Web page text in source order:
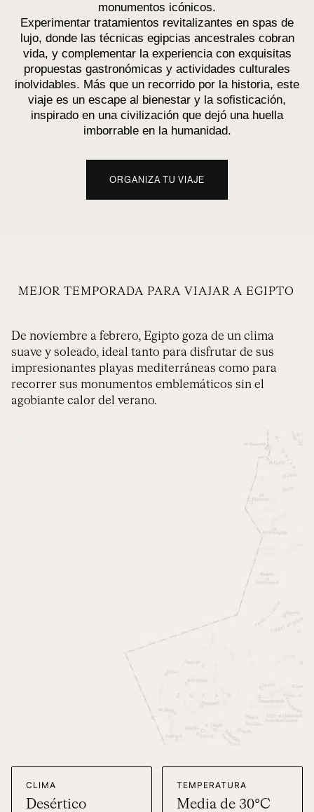
monumentos icónicos.
Experimentar tratamientos revitalizantes en spas de
lujo, donde las técnicas egipcias ancestrales cobran
vida, y complementar la experiencia con exquisitas
propuestas gastronómicas y actividades culturales
inolvidables. Más que un recorrido por la historia, este
viaje es un escape al bienestar y la sofisticación,
inspirado en una civilización que dejó una huella
imborrable en la humanidad.
ORGANIZA TU VIAJE
MEJOR TEMPORADA PARA VIAJAR A EGIPTO
De noviembre a febrero, Egipto goza de un clima
suave y soleado, ideal tanto para disfrutar de sus
impresionantes playas mediterráneas como para
recorrer sus monumentos emblemáticos sin el
agobiante calor del verano.
CLIMA
Desértico
TEMPERATURA
Media de 30°C